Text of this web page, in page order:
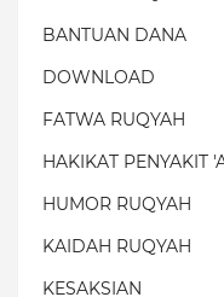
BANTUAN DANA
DOWNLOAD
FATWA RUQYAH
HAKIKAT PENYAKIT
HUMOR RUQYAH
KAIDAH RUQYAH
KESAKSIAN